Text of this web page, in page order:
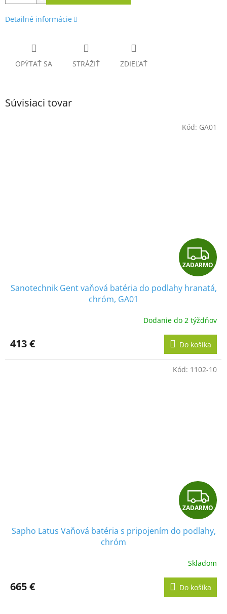
Detailné informácie
OPÝTAŤ SA STRÁŽIŤ ZDIEĽAŤ
Súvisiaci tovar
Z
A
D
A
R
M
ZADARMO
Sanotechnik Gent vaňová batéria do podlahy hranatá,
chróm, GA01
Dodanie do 2 týždňov
413 € Do košíka
Kód: GA01
Z
A
D
A
R
M
ZADARMO
Sapho Latus Vaňová batéria s pripojením do podlahy,
chróm
Skladom
665 € Do košíka
Kód: 1102-10